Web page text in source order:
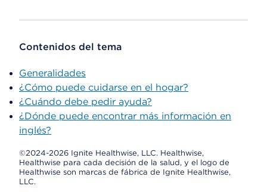
Contenidos del tema
Generalidades
¿Cómo puede cuidarse en el hogar?
¿Cuándo debe pedir ayuda?
¿Dónde puede encontrar más información en
inglés?
©2024-2026 Ignite Healthwise, LLC. Healthwise,
Healthwise para cada decisión de la salud, y el logo de
Healthwise son marcas de fábrica de Ignite Healthwise,
LLC.